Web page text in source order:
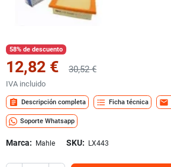
58% de descuento
12,82 € 30,52 €
IVA incluido
assignment Descripción completa format_list_bulleted Ficha técnica mail
Soporte Whatsapp
Marca: Mahle SKU: LX443